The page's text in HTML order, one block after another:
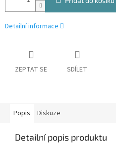
Detailní informace
ZEPTAT SE SDÍLET
Popis Diskuze
Detailní popis produktu